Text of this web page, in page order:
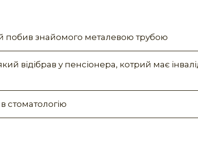
побив знайомого металевою трубою
відібрав у пенсіонера, котрий має
стоматологію